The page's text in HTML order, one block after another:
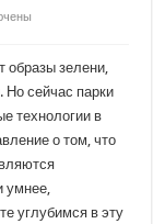
образы зелени,
сейчас парки
технологии в
о том, что
умнее,
углубимся в эту